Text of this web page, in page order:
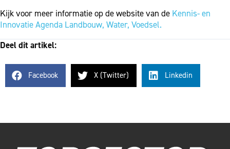
Kijk voor meer informatie op de website van de Kennis- en
Innovatie Agenda Landbouw, Water, Voedsel.
Deel dit artikel:
Facebook X (Twitter) Linkedin